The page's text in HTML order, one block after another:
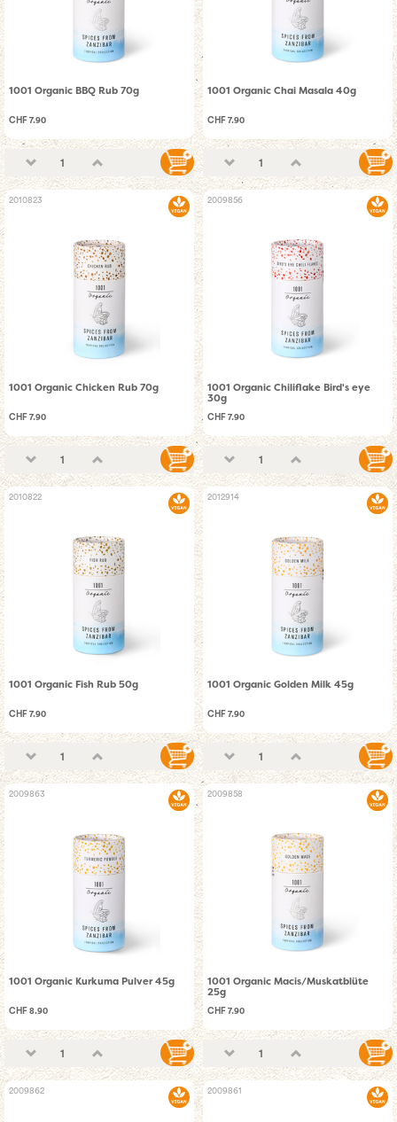
1001 Organic BBQ Rub 70g
CHF 7.90
1001 Organic Chai Masala 40g
CHF 7.90
2010823
1001 Organic Chicken Rub 70g
CHF 7.90
2009856
1001 Organic Chiliflake Bird's eye
30g
CHF 7.90
2010822
1001 Organic Fish Rub 50g
CHF 7.90
2012914
1001 Organic Golden Milk 45g
CHF 7.90
2009863
1001 Organic Kurkuma Pulver 45g
CHF 8.90
2009858
1001 Organic Macis/Muskatblüte
25g
CHF 7.90
2009862 2009861